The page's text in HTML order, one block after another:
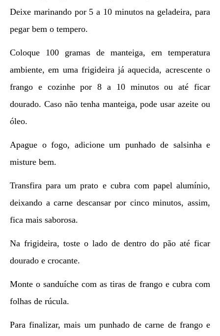
Deixe marinando por 5 a 10 minutos na geladeira, para
pegar bem o tempero.
Coloque 100 gramas de manteiga, em temperatura
ambiente, em uma frigideira já aquecida, acrescente o
frango e cozinhe por 8 a 10 minutos ou até ficar
dourado. Caso não tenha manteiga, pode usar azeite ou
óleo.
Apague o fogo, adicione um punhado de salsinha e
misture bem.
Transfira para um prato e cubra com papel alumínio,
deixando a carne descansar por cinco minutos, assim,
fica mais saborosa.
Na frigideira, toste o lado de dentro do pão até ficar
dourado e crocante.
Monte o sanduíche com as tiras de frango e cubra com
folhas de rúcula.
Para finalizar, mais um punhado de carne de frango e